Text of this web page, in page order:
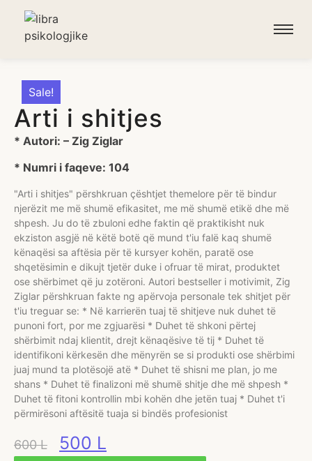
Sale!
Arti i shitjes
* Autori: – Zig Ziglar
* Numri i faqeve: 104
"Arti i shitjes" përshkruan çështjet themelore për të bindur
njerëzit me më shumë efikasitet, me më shumë etikë dhe më
shpesh. Ju do të zbuloni edhe faktin që praktikisht nuk
ekziston asgjë në këtë botë që mund t'iu falë kaq shumë
kënaqësi sa aftësia për të kursyer kohën, paratë ose
shqetësimin e dikujt tjetër duke i ofruar të mirat, produktet
ose shërbimet që ju zotëroni. Autori bestseller i motivimit, Zig
Ziglar përshkruan fakte ng apërvoja personale tek shitjet për
t'iu treguar se: * Në karrierën tuaj të shitjeve nuk duhet të
punoni fort, por me zgjuarësi * Duhet të shkoni përtej
shërbimit ndaj klientit, drejt kënaqësive të tij * Duhet të
identifikoni kërkesën dhe mënyrën se si produkti ose shërbimi
juaj mund ta plotësojë atë * Duhet të shisni me plan, jo me
shans * Duhet të finalizoni më shumë shitje dhe më shpesh *
Duhet të fitoni kontrollin mbi kohën dhe jetën tuaj * Duhet t'i
përmirësoni aftësitë tuaja si bindës profesionist
600L 500 L